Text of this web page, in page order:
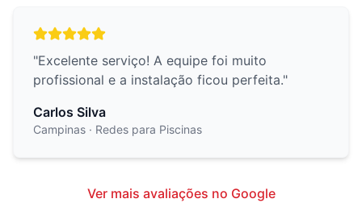
"Excelente serviço! A equipe foi muito
profissional e a instalação ficou perfeita."
Carlos Silva
Campinas · Redes para Piscinas
Ver mais avaliações no Google